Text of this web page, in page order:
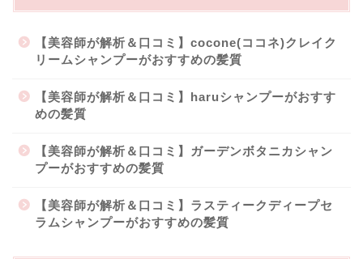
【美容師が解析＆口コミ】cocone(ココネ)クレイク
リームシャンプーがおすすめの髪質
【美容師が解析＆口コミ】haruシャンプーがおすす
めの髪質
【美容師が解析＆口コミ】ガーデンボタニカシャン
プーがおすすめの髪質
【美容師が解析＆口コミ】ラスティークディープセ
ラムシャンプーがおすすめの髪質